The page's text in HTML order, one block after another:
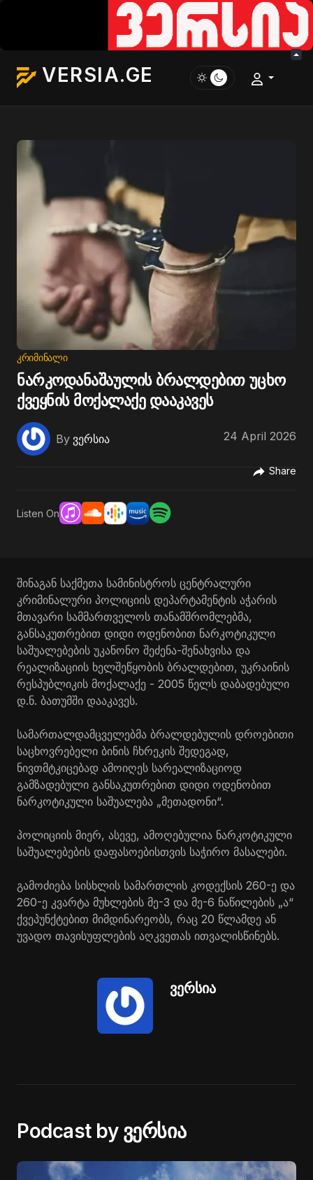
VERSIA.GE
ᲙᲠᲘᲛᲘᲜᲐᲚᲘ
ნარკოდანაშაულის ბრალდებით უცხო
ქვეყნის მოქალაქე დააკავეს
By ვერსია 24 April 2026
Share
Listen On
შინაგან საქმეთა სამინისტროს ცენტრალური
კრიმინალური პოლიციის დეპარტამენტის აჭარის
მთავარი სამმართველოს თანამშრომლებმა,
განსაკუთრებით დიდი ოდენობით ნარკოტიკული
საშუალებების უკანონო შეძენა-შენახვისა და
რეალიზაციის ხელშეწყობის ბრალდებით, უკრაინის
რესპუბლიკის მოქალაქე - 2005 წელს დაბადებული
დ.ნ. ბათუმში დააკავეს.
სამართალდამცველებმა ბრალდებულის დროებითი
საცხოვრებელი ბინის ჩხრეკის შედეგად,
ნივთმტკიცებად ამოიღეს სარეალიზაციოდ
გამზადებული განსაკუთრებით დიდი ოდენობით
ნარკოტიკული საშუალება „მეთადონი“.
პოლიციის მიერ, ასევე, ამოღებულია ნარკოტიკული
საშუალებების დაფასოებისთვის საჭირო მასალები.
გამოძიება სისხლის სამართლის კოდექსის 260-ე და
260-ე კვარტა მუხლების მე-3 და მე-6 ნაწილების „ა“
ქვეპუნქტებით მიმდინარეობს, რაც 20 წლამდე ან
უვადო თავისუფლების აღკვეთას ითვალისწინებს.
ვერსია
Podcast by ვერსია